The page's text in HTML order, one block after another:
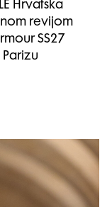
Hrvatska
revijom
SS27